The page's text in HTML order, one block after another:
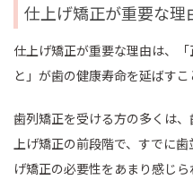
仕上げ矯正が重要な理
仕上げ矯正が重要な理由は、
と」が歯の健康寿命を延ばすこ
歯列矯正を受ける方の多くは
上げ矯正の前段階で、すでに
げ矯正の必要性をあまり感じ